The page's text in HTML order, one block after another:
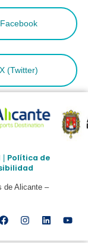
Facebook
X (Twitter)
Política de
de Alicante –